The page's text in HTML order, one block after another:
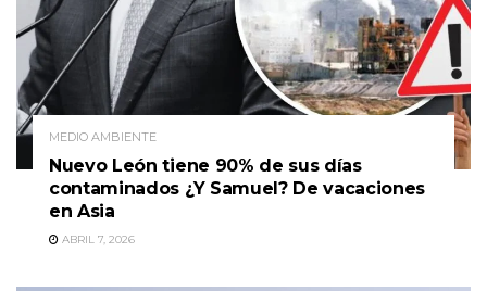
MEDIO AMBIENTE
Nuevo León tiene 90% de sus días
contaminados ¿Y Samuel? De vacaciones
en Asia
ABRIL 7, 2026